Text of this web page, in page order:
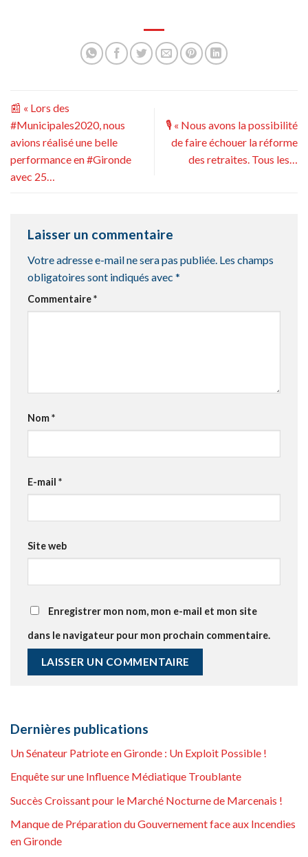
📰 « Lors des
#Municipales2020, nous
avions réalisé une belle
performance en #Gironde
avec 25…
🎙 « Nous avons la possibilité
de faire échouer la réforme
des retraites. Tous les…
Laisser un commentaire
Votre adresse e-mail ne sera pas publiée. Les champs
obligatoires sont indiqués avec *
Commentaire*
Nom*
E-mail *
Site web
Enregistrer mon nom, mon e-mail et mon site
dans le navigateur pour mon prochain commentaire.
Dernières publications
Un Sénateur Patriote en Gironde : Un Exploit Possible !
Enquête sur une Influence Médiatique Troublante
Succès Croissant pour le Marché Nocturne de Marcenais !
Manque de Préparation du Gouvernement face aux Incendies
en Gironde